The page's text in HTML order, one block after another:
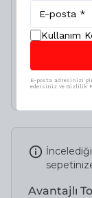
Avantajlı
Kullanım
E-posta adresinizi
edersiniz ve Gizlilik